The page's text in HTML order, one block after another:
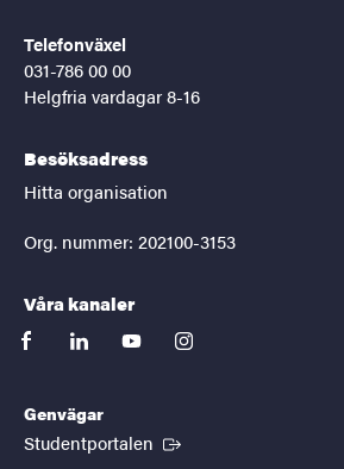
Telefonväxel
031-786 00 00
Helgfria vardagar 8-16
Besöksadress
Hitta organisation
Org. nummer: 202100-3153
Våra kanaler
facebooklinkedinyoutubeinstagram
Genvägar
Studentportalen (Extern länk)